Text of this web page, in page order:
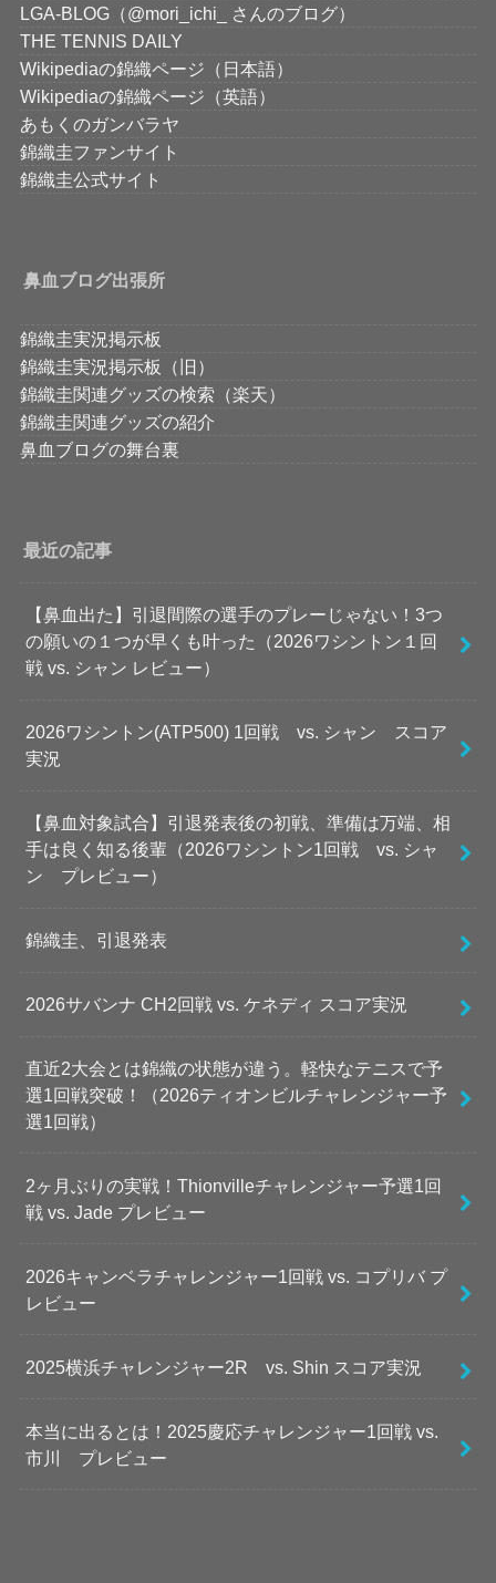
LGA-BLOG（@mori_ichi_ さんのブログ）
THE TENNIS DAILY
Wikipediaの錦織ページ（日本語）
Wikipediaの錦織ページ（英語）
あもくのガンバラヤ
錦織圭ファンサイト
錦織圭公式サイト
鼻血ブログ出張所
錦織圭実況掲示板
錦織圭実況掲示板（旧）
錦織圭関連グッズの検索（楽天）
錦織圭関連グッズの紹介
鼻血ブログの舞台裏
最近の記事
【鼻血出た】引退間際の選手のプレーじゃない！3つ
の願いの１つが早くも叶った（2026ワシントン１回
戦 vs. シャン レビュー）
2026ワシントン(ATP500) 1回戦 vs. シャン スコア
実況
【鼻血対象試合】引退発表後の初戦、準備は万端、相
手は良く知る後輩（2026ワシントン1回戦 vs. シャ
ン プレビュー）
錦織圭、引退発表
2026サバンナ CH2回戦 vs. ケネディ スコア実況
直近2大会とは錦織の状態が違う。軽快なテニスで予
選1回戦突破！（2026ティオンビルチャレンジャー予
選1回戦）
2ヶ月ぶりの実戦！Thionvilleチャレンジャー予選1回
戦 vs. Jade プレビュー
2026キャンベラチャレンジャー1回戦 vs. コプリバ プ
レビュー
2025横浜チャレンジャー2R vs. Shin スコア実況
本当に出るとは！2025慶応チャレンジャー1回戦 vs.
市川 プレビュー